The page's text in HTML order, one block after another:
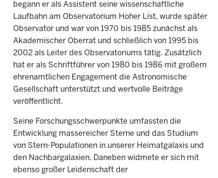
begann er als Assistent seine wissenschaftliche
Laufbahn am Observatorium Hoher List, wurde später
Observator und war von 1970 bis 1985 zunächst als
Akademischer Oberrat und schließlich von 1995 bis
2002 als Leiter des Observatoriums tätig. Zusätzlich
hat er als Schriftführer von 1980 bis 1986 mit großem
ehrenamtlichen Engagement die Astronomische
Gesellschaft unterstützt und wertvolle Beiträge
veröffentlicht.
Seine Forschungsschwerpunkte umfassten die
Entwicklung massereicher Sterne und das Studium
von Stern-Populationen in unserer Heimatgalaxis und
den Nachbargalaxien. Daneben widmete er sich mit
ebenso großer Leidenschaft der